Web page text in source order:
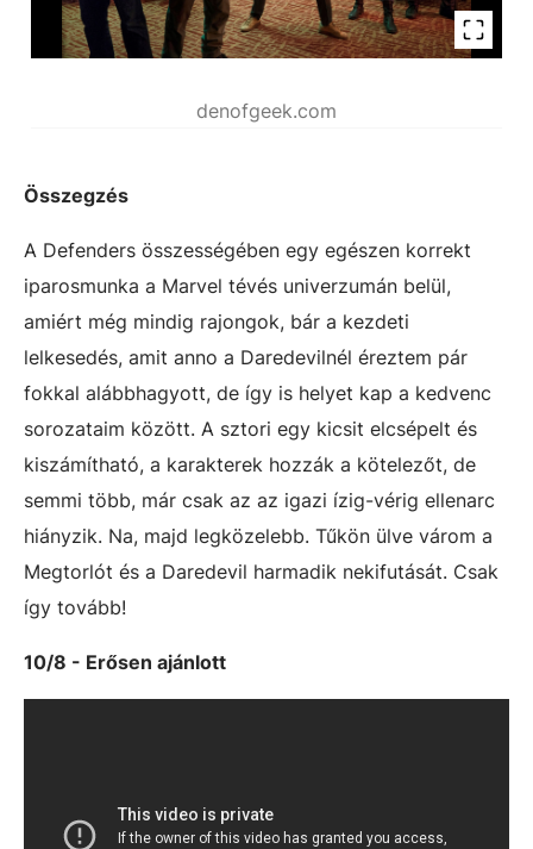
denofgeek.com
Összegzés
A Defenders összességében egy egészen korrekt
iparosmunka a Marvel tévés univerzumán belül,
amiért még mindig rajongok, bár a kezdeti
lelkesedés, amit anno a Daredevilnél éreztem pár
fokkal alábbhagyott, de így is helyet kap a kedvenc
sorozataim között. A sztori egy kicsit elcsépelt és
kiszámítható, a karakterek hozzák a kötelezőt, de
semmi több, már csak az az igazi ízig-vérig ellenarc
hiányzik. Na, majd legközelebb. Tűkön ülve várom a
Megtorlót és a Daredevil harmadik nekifutását. Csak
így tovább!
10/8 - Erősen ajánlott